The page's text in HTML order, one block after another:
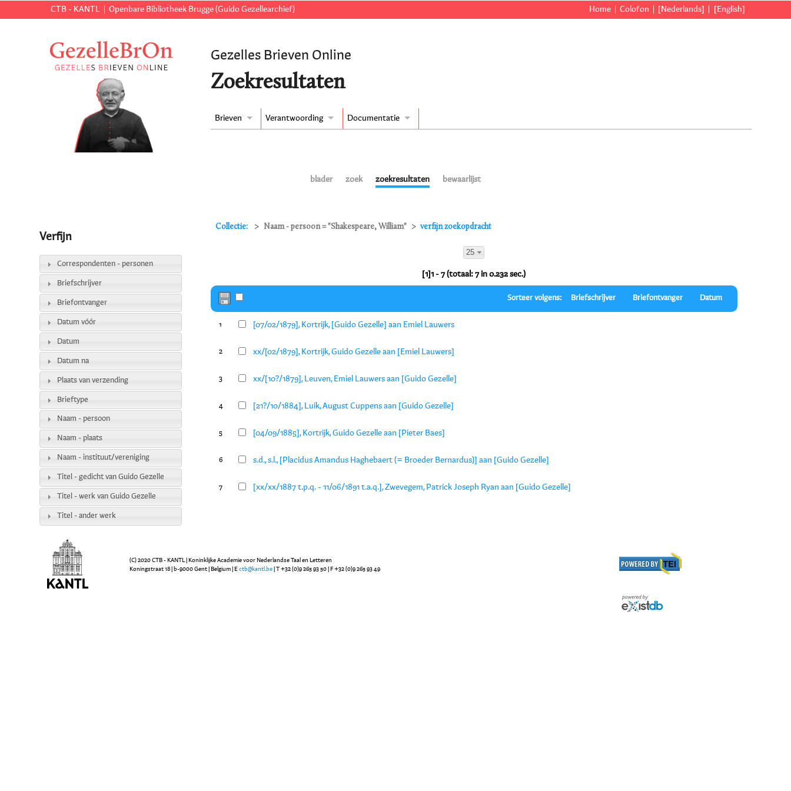
CTB - KANTL Openbare Bibliotheek Brugge (Guido Gezellearchief) Home Colofon [Nederlands] [English]
Gezelles Brieven Online
Zoekresultaten
Brieven Verantwoording Documentatie
blader zoek zoekresultaten bewaarlijst
Collectie: Naam - persoon = "Shakespeare, William" verfijn zoekopdracht
25
[1]1 - 7 (totaal: 7 in 0.232 sec.)
Sorteer volgens: Briefschrijver Briefontvanger Datum
1 [07/02/1879], Kortrijk, [Guido Gezelle] aan Emiel Lauwers
2 xx/[02/1879], Kortrijk, Guido Gezelle aan [Emiel Lauwers]
3 xx/[10?/1879], Leuven, Emiel Lauwers aan [Guido Gezelle]
4 [21?/10/1884], Luik, August Cuppens aan [Guido Gezelle]
5 [04/09/1885], Kortrijk, Guido Gezelle aan [Pieter Baes]
6 s.d., s.l., [Placidus Amandus Haghebaert (= Broeder Bernardus)] aan [Guido Gezelle]
7 [xx/xx/1887 t.p.q. - 11/06/1891 t.a.q.], Zwevegem, Patrick Joseph Ryan aan [Guido Gezelle]
Verfijn
Correspondenten - personen
Briefschrijver
Briefontvanger
Datum vóór
Datum
Datum na
Plaats van verzending
Brieftype
Naam - persoon
Naam - plaats
Naam - instituut/vereniging
Titel - gedicht van Guido Gezelle
Titel - werk van Guido Gezelle
Titel - ander werk
(C) 2020 CTB - KANTL | Koninklijke Academie voor Nederlandse Taal en Letteren
Koningstraat 18 | b-9000 Gent | Belgium | Ectb@kantl.be | T +32 (0)9 265 93 50 | F +32 (0)9 265 93 49